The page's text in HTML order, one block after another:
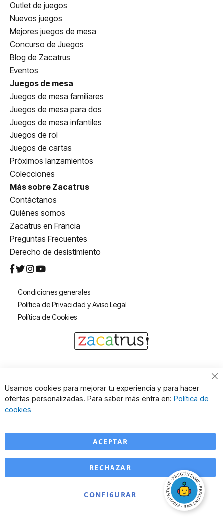
Outlet de juegos
Nuevos juegos
Mejores juegos de mesa
Concurso de Juegos
Blog de Zacatrus
Eventos
Juegos de mesa
Juegos de mesa familiares
Juegos de mesa para dos
Juegos de mesa infantiles
Juegos de rol
Juegos de cartas
Próximos lanzamientos
Colecciones
Más sobre Zacatrus
Contáctanos
Quiénes somos
Zacatrus en Francia
Preguntas Frecuentes
Derecho de desistimiento
Condiciones generales
Política de Privacidad y Aviso Legal
Política de Cookies
Usamos cookies para mejorar tu experiencia y para hacer
ofertas personalizadas. Para saber más entra en: Política de
cookies
ACEPTAR
CONFIGURAR
RECHAZAR